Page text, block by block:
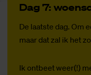
Dag 7:
De laatste dag. Om
maar dat zal ik het
Ik ontbeet weer(!)